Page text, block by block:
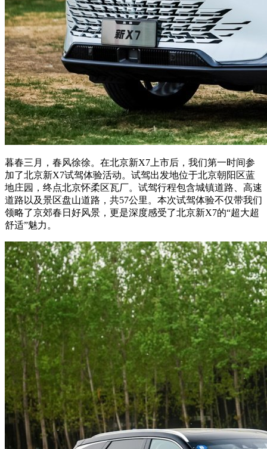
暮春三月，春风徐徐。在北京新X7上市后，我们第一时间参
加了北京新X7试驾体验活动。试驾出发地位于北京朝阳区蓝
地庄园，终点北京怀柔区瓦厂。试驾行程包含城镇道路、高速
道路以及景区盘山道路，共57公里。本次试驾体验不仅带我们
领略了京郊春日好风景，更是深度感受了北京新X7的“超大超
舒适”魅力。